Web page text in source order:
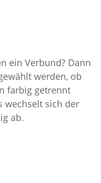
ein Verbund? Dann
werden, ob
farbig getrennt
wechselt sich der
ab.